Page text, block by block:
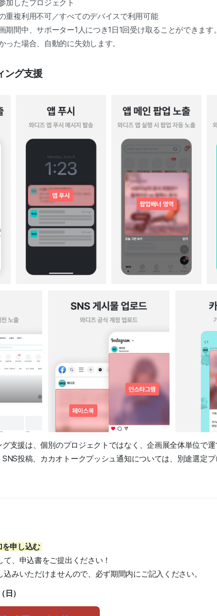
加したプロジェクト
重複利用不可／すべてのデバイスで利用可能
期間中、サポーター1人につき1日1回受け取ることができます
った場合、自動的に失効します。
ング支援
支援は、個別のプロジェクトではなく、企画展全体単位で
投稿、カカオトークプッシュ通知については、別途選定
を申し込む
、申込書をご提出ください！
みいただけませんので、必ず期間内にご記入ください。
日）